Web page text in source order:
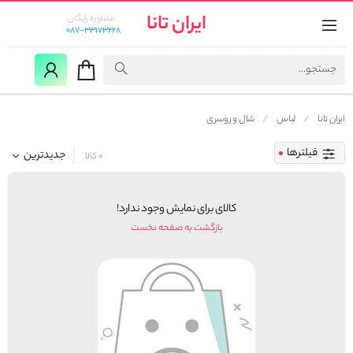
ایران تانا
مشاوره رایگان:
087-33173228
ایران تانا لباس شال و روسری
فیلترها جدیدترین 0 کالا
کالای برای نمایش وجود ندارد!
بازگشت به صفحه نخست